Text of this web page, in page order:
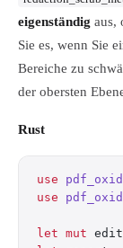
eigenständig aus,
Sie es, wenn Sie
Bereiche zu
der obersten
Rust
use
use
let mut